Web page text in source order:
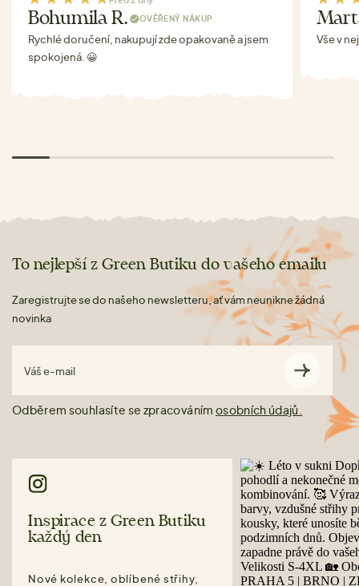
Bohumila R. OVĚŘENÝ NÁKUP
Rychlé doručení, nakupují zde opakovaně a jsem
spokojená. 😀
Vše v
To nejlepší z Green Butiku do vašeho emailu
Zaregistrujte se do našeho newsletteru, ať vám neunikne žádná
novinka
Váš e-mail
Odběrem souhlasíte se zpracováním osobních údajů.
Inspirace z Green Butiku
každý den
Nové kolekce, oblíbené střihy,